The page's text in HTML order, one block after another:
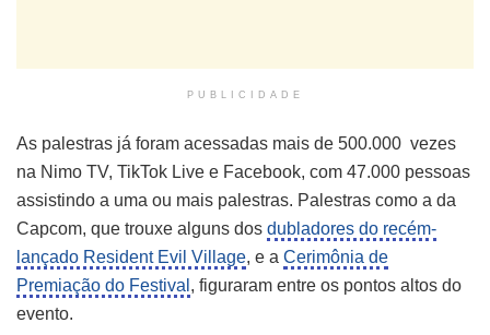
PUBLICIDADE
As palestras já foram acessadas mais de 500.000 vezes
na Nimo TV, TikTok Live e Facebook, com 47.000 pessoas
assistindo a uma ou mais palestras. Palestras como a da
Capcom, que trouxe alguns dos dubladores do recém-
lançado Resident Evil Village, e a Cerimônia de
Premiação do Festival , figuraram entre os pontos altos do
evento.